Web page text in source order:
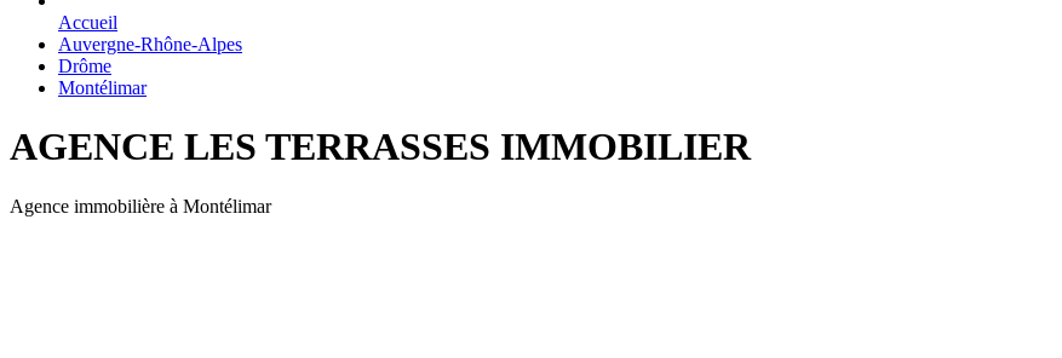
Accueil
Auvergne-Rhône-Alpes
Drôme
Montélimar
AGENCE LES TERRASSES IMMOBILIER
Agence immobilière à Montélimar